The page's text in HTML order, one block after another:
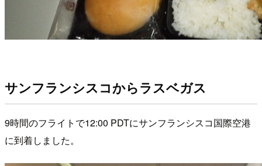
サンフランシスコからラスベガス
9時間のフライトで12:00 PDTにサンフランシスコ国際空港
に到着しました。